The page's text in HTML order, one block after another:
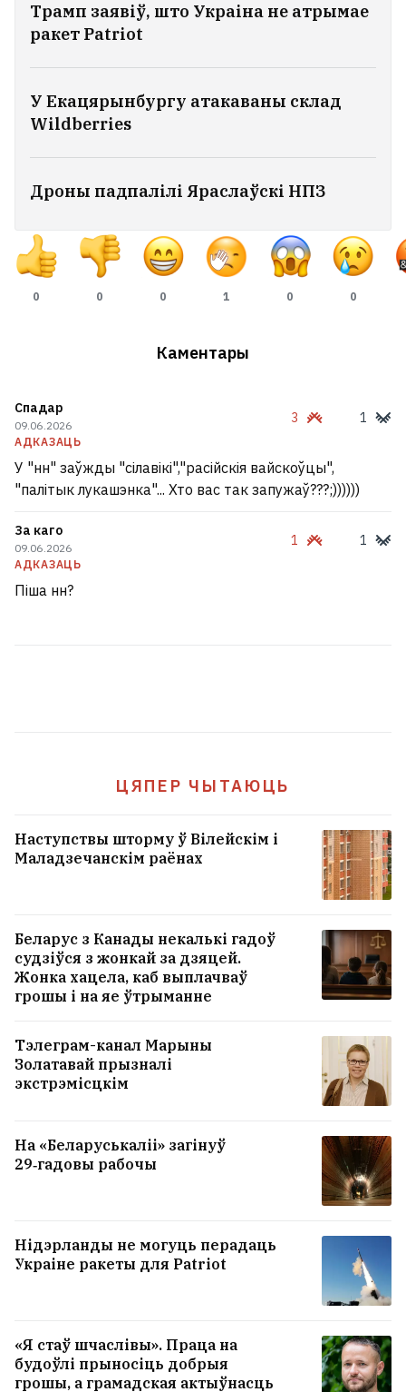
Трамп заявіў, што Украіна не атрымае
ракет Patriot
У Екацярынбургу атакаваны склад
Wildberries
Дроны падпалілі Яраслаўскі НПЗ
0 0 0 1 0 0
Каментары
Спадар
09.06.2026
АДКАЗАЦЬ
3 1
У "нн" заўжды "сілавікі","расійскія вайскоўцы",
"палітык лукашэнка"... Хто вас так запужаў???;))))))
За каго
09.06.2026
АДКАЗАЦЬ
1 1
Піша нн?
ЦЯПЕР ЧЫТАЮЦЬ
Наступствы шторму ў Вілейскім і
Маладзечанскім раёнах
Беларус з Канады некалькі гадоў
судзіўся з жонкай за дзяцей.
Жонка хацела, каб выплачваў
грошы і на яе ўтрыманне
Тэлеграм-канал Марыны
Золатавай прызналі
экстрэмісцкім
На «Беларуськаліі» загінуў
29‑гадовы рабочы
Нідэрланды не могуць перадаць
Украіне ракеты для Patriot
«Я стаў шчаслівы». Праца на
будоўлі прыносіць добрыя
грошы, а грамадская актыўнасць
У Маскве пахавалі генерал-маёра
Плахатнюка, які загінуў на дні
«Забойца Вікіпедыі» ад Ілана Маска ўсё?
Grokipedia перастала абнаўляцца
«Многія людзі стануць непатрэбнымі».
Добкіным, багацце і няроўнасць, жыццё
ў Латвіі і настальгію
«Белавія» купіла тры «Боінгі».
Яны прыляцелі з самай малой
краіны Афрыкі
8
Прафесійны догляд без візіту ў
салон: легендарны брэнд WAHL
выпусціў лінейку для стрыжкі